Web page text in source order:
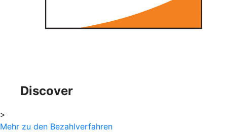
Discover
>
Mehr zu den Bezahlverfahren